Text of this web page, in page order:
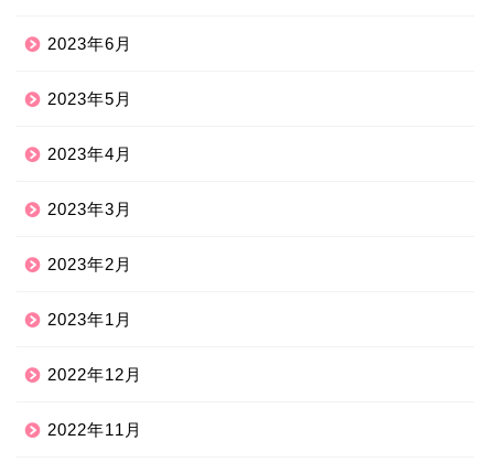
2023年6月
2023年5月
2023年4月
2023年3月
2023年2月
2023年1月
2022年12月
2022年11月